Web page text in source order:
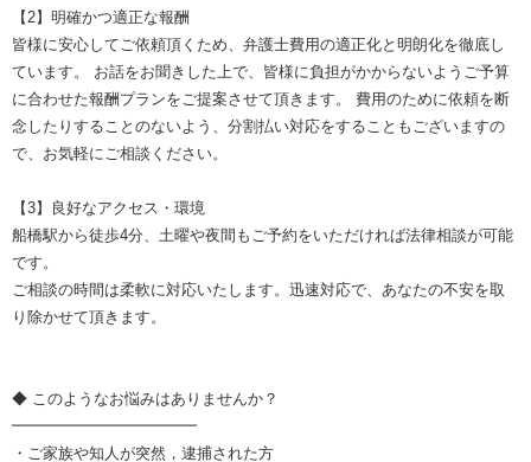
【2】明確かつ適正な報酬
皆様に安心してご依頼頂くため、弁護士費用の適正化と明朗化を徹底し
ています。 お話をお聞きした上で、皆様に負担がかからないようご予算
に合わせた報酬プランをご提案させて頂きます。 費用のために依頼を断
念したりすることのないよう、分割払い対応をすることもございますの
で、お気軽にご相談ください。
【3】良好なアクセス・環境
船橋駅から徒歩4分、土曜や夜間もご予約をいただければ法律相談が可能
です。
ご相談の時間は柔軟に対応いたします。迅速対応で、あなたの不安を取
り除かせて頂きます。
◆ このようなお悩みはありませんか？
━━━━━━━━━━━━
・ご家族や知人が突然，逮捕された方